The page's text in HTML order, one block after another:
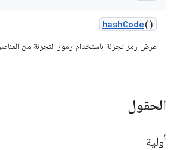
hashCode()
عرض رمز تجزئة باستخدام رموز التجزئة من العناصر
الحقول
أولية